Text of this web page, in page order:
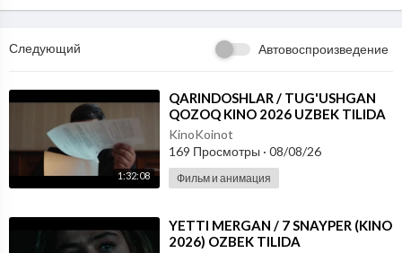
Следующий Автовоспроизведение
1:32:08
⁣QARINDOSHLAR / TUG'USHGAN
QOZOQ KINO 2026 UZBEK TILIDA
KinoKoinot
169 Просмотры · 08/08/26
Фильм и анимация
⁣YETTI MERGAN / 7 SNAYPER (KINO
2026) OZBEK TILIDA